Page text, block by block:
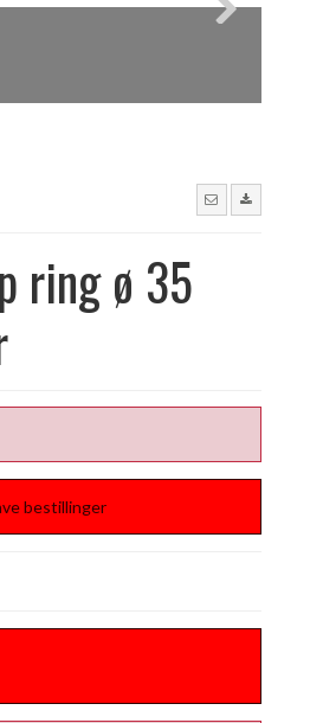
ring ø 35
bestillinger